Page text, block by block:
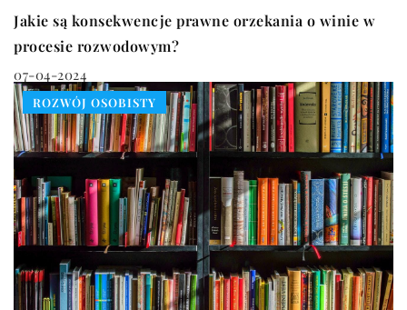
Jakie są konsekwencje prawne orzekania o winie w
procesie rozwodowym?
07-04-2024
ROZWÓJ OSOBISTY